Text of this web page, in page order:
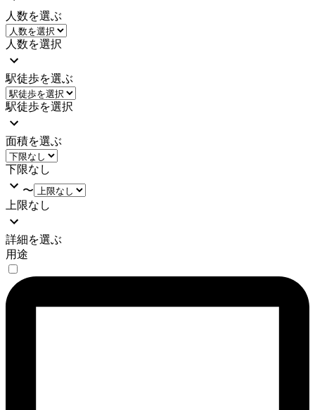
人数を選ぶ
人数を選択
駅徒歩を選ぶ
駅徒歩を選択
面積を選ぶ
下限なし
〜
上限なし
詳細を選ぶ
用途